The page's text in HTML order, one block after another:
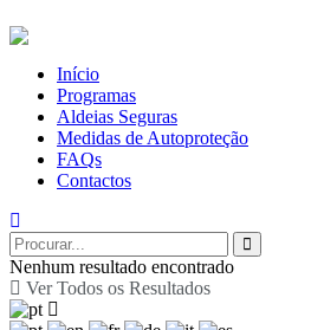
Início
Programas
Aldeias Seguras
Medidas de Autoproteção
FAQs
Contactos
Nenhum resultado encontrado
Ver Todos os Resultados